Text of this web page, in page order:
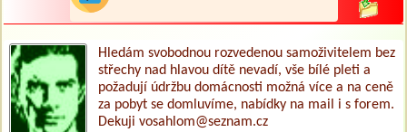
Hledám svobodnou rozvedenou samoživitelem bez
střechy nad hlavou dítě nevadí, vše bílé pleti a
požadují údržbu domácnosti možná více a na ceně
za pobyt se domluvíme, nabídky na mail i s forem.
Dekuji vosahlom@seznam.cz